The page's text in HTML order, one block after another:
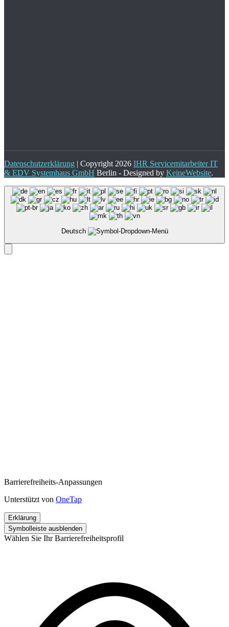
Datenschutzerklärung | Copyright 2026 IHR Servicemitarbeiter IT
& EDV Systemhaus GmbH Berlin - Designed by KeineWebsite.
Deutsch
Barrierefreiheits-Anpassungen
Unterstützt von OneTap
Erklärung
Symbolleiste ausblenden
Wählen Sie Ihr Barrierefreiheitsprofil